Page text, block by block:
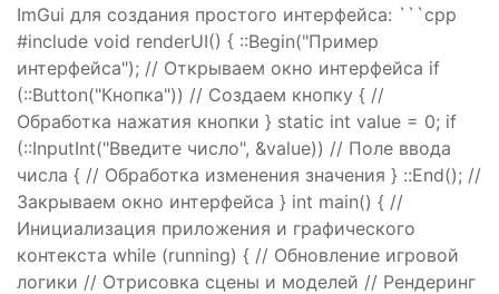
ImGui для создания простого интерфейса: ```cpp
#include void renderUI() { ::Begin("Пример
интерфейса"); // Открываем окно интерфейса if
(::Button("Кнопка")) // Создаем кнопку { //
Обработка нажатия кнопки } static int value = 0; if
(::InputInt("Введите число", &value)) // Поле ввода
числа { // Обработка изменения значения } ::End(); //
Закрываем окно интерфейса } int main() { //
Инициализация приложения и графического
контекста while (running) { // Обновление игровой
логики // Отрисовка сцены и моделей // Рендеринг